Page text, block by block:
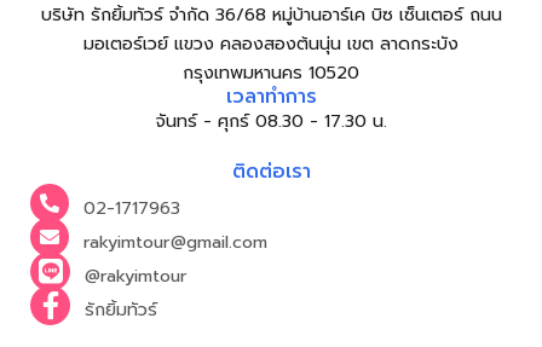
บริษัท รักยิ้มทัวร์ จำกัด 36/68 หมู่บ้านอาร์เค บิซ เซ็นเตอร์ ถนน
มอเตอร์เวย์ แขวง คลองสองต้นนุ่น เขต ลาดกระบัง
กรุงเทพมหานคร 10520
เวลาทำการ
จันทร์ - ศุกร์ 08.30 - 17.30 น.
ติดต่อเรา
02-1717963
rakyimtour@gmail.com
@rakyimtour
รักยิ้มทัวร์